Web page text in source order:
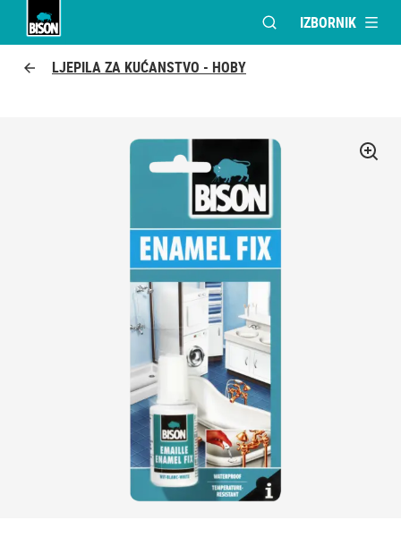
OTVORI MODALNI
IZBORNIK
LJEPILA ZA KUĆANSTVO - HOBY